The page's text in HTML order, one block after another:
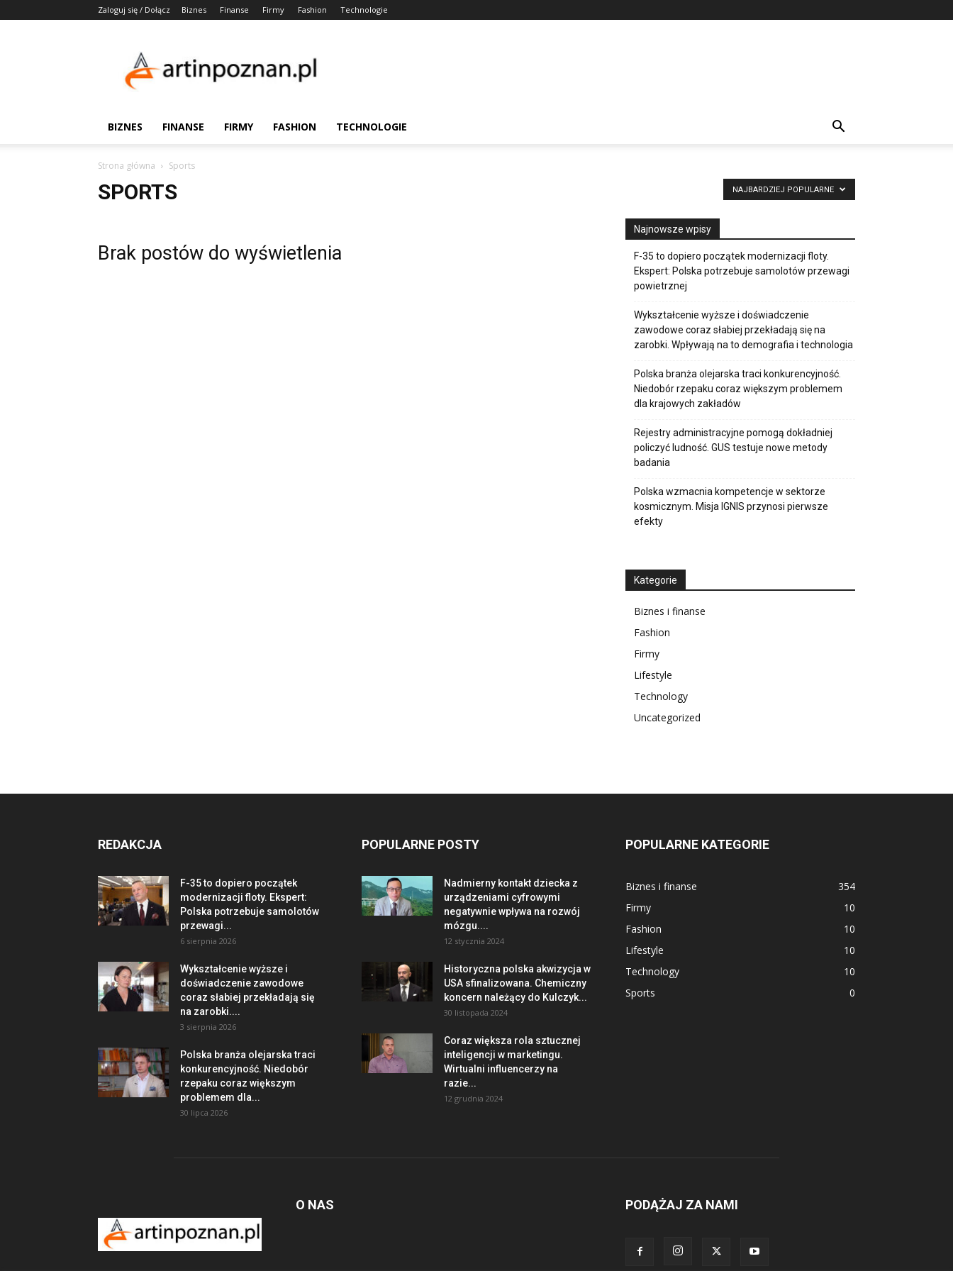
Zaloguj się / Dołącz Biznes Finanse Firmy Fashion Technologie
BIZNES FINANSE FIRMY FASHION TECHNOLOGIE
Strona główna Sports
SPORTS NAJBARDZIEJ POPULARNE
Brak postów do wyświetlenia
Najnowsze wpisy
F-35 to dopiero początek modernizacji floty.
Ekspert: Polska potrzebuje samolotów przewagi
powietrznej
Wykształcenie wyższe i doświadczenie
zawodowe coraz słabiej przekładają się na
zarobki. Wpływają na to demografia i technologia
Polska branża olejarska traci konkurencyjność.
Niedobór rzepaku coraz większym problemem
dla krajowych zakładów
Rejestry administracyjne pomogą dokładniej
policzyć ludność. GUS testuje nowe metody
badania
Polska wzmacnia kompetencje w sektorze
kosmicznym. Misja IGNIS przynosi pierwsze
efekty
Kategorie
Biznes i finanse
Fashion
Firmy
Lifestyle
Technology
Uncategorized
REDAKCJA
F-35 to dopiero początek
modernizacji floty. Ekspert:
Polska potrzebuje samolotów
przewagi...
6 sierpnia 2026
Wykształcenie wyższe i
doświadczenie zawodowe
coraz słabiej przekładają się
na zarobki....
3 sierpnia 2026
Polska branża olejarska traci
konkurencyjność. Niedobór
rzepaku coraz większym
problemem dla...
30 lipca 2026
POPULARNE POSTY
Nadmierny kontakt dziecka z
urządzeniami cyfrowymi
negatywnie wpływa na rozwój
mózgu....
12 stycznia 2024
Historyczna polska akwizycja w
USA sfinalizowana. Chemiczny
koncern należący do Kulczyk...
30 listopada 2024
Coraz większa rola sztucznej
inteligencji w marketingu.
Wirtualni influencerzy na
razie...
12 grudnia 2024
POPULARNE KATEGORIE
Biznes i finanse
354
Firmy
10
Fashion
10
Lifestyle
10
Technology
10
Sports
0
O NAS PODĄŻAJ ZA NAMI